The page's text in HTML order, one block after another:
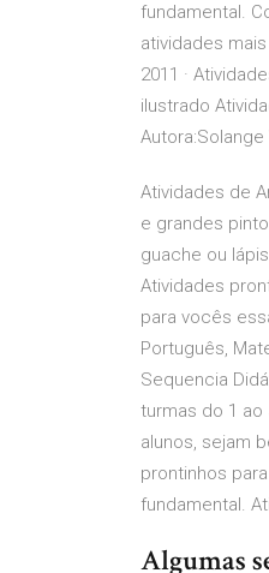
fundamental.
atividades
2011 ·
ilustrado
Atividades de
e grandes
guache ou
Atividades
para vocês
Português,
Sequencia
turmas do 1 ao
alunos, sejam
prontinhos
fundamental.
Algumas